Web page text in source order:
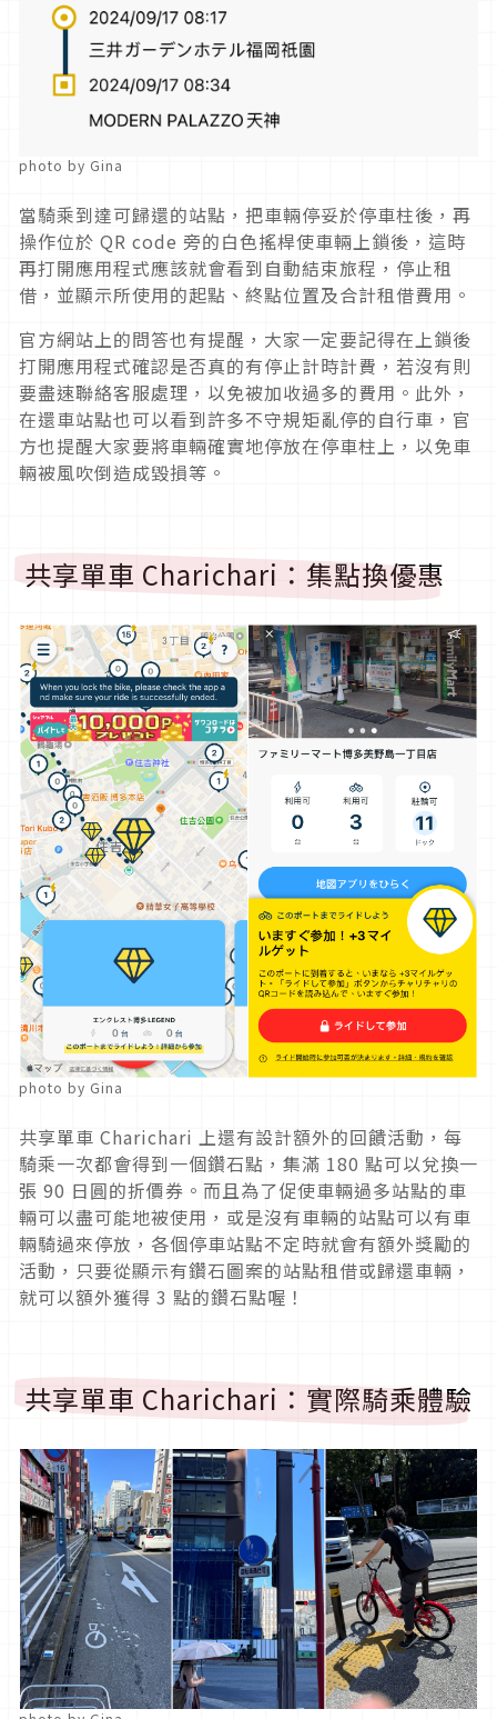
photo by Gina
當騎乘到達可歸還的站點，把車輛停妥於停車柱後，再
操作位於 QR code 旁的白色搖桿使車輛上鎖後，這時
再打開應用程式應該就會看到自動結束旅程，停止租
借，並顯示所使用的起點、終點位置及合計租借費用。
官方網站上的問答也有提醒，大家一定要記得在上鎖後
打開應用程式確認是否真的有停止計時計費，若沒有則
要盡速聯絡客服處理，以免被加收過多的費用。此外，
在還車站點也可以看到許多不守規矩亂停的自行車，官
方也提醒大家要將車輛確實地停放在停車柱上，以免車
輛被風吹倒造成毀損等。
共享單車 Charichari：集點換優惠
photo by Gina
共享單車 Charichari 上還有設計額外的回饋活動，每
騎乘一次都會得到一個鑽石點，集滿 180 點可以兌換一
張 90 日圓的折價券。而且為了促使車輛過多站點的車
輛可以盡可能地被使用，或是沒有車輛的站點可以有車
輛騎過來停放，各個停車站點不定時就會有額外獎勵的
活動，只要從顯示有鑽石圖案的站點租借或歸還車輛，
就可以額外獲得 3 點的鑽石點喔！
共享單車 Charichari：實際騎乘體驗